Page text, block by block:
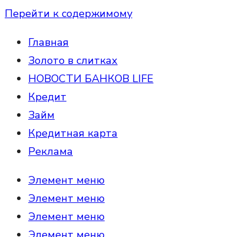
Перейти к содержимому
Главная
Золото в слитках
НОВОСТИ БАНКОВ LIFE
Кредит
Займ
Кредитная карта
Реклама
Элемент меню
Элемент меню
Элемент меню